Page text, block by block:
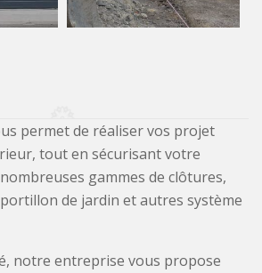
permet de réaliser vos projet
tout en sécurisant votre
gammes de clôtures,
de jardin et autres système
notre entreprise vous propose